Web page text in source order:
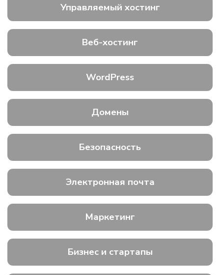
Управляемый хостинг
Веб-хостинг
WordPress
Домены
Безопасность
Электронная почта
Маркетинг
Бизнес и стартапы